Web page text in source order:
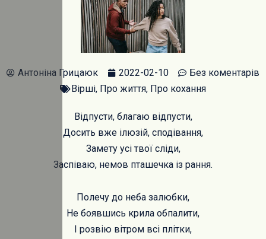
Антоніна Грицаюк 2022-02-10
Без коментарів
Вірші, Про життя, Про кохання
Відпусти, благаю відпусти,
Досить вже ілюзій, сподівання,
Замету усі твої сліди,
Заспіваю, немов пташечка із рання.
Полечу до неба залюбки,
Не боявшись крила обпалити,
І розвію вітром всі плітки,